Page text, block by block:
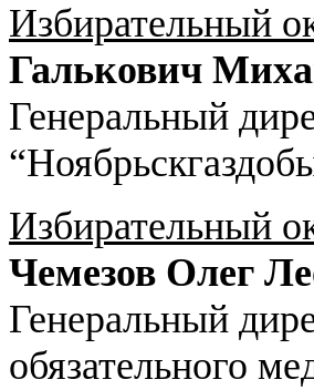
Избирательный
Галькович
Генеральный
Избирательный
Чемезов Олег
Генеральный
обязательного